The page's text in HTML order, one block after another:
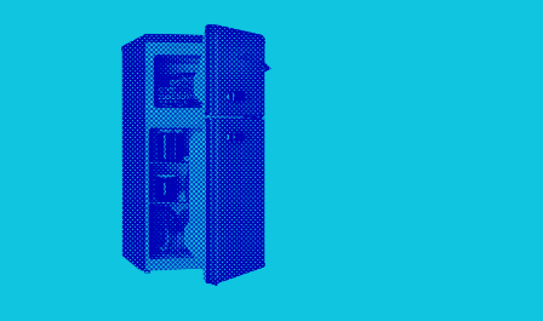
ALBERG CENTRE ESPLAI
FORMACIÓ
CASES DE COLÒNIES
ACCIÓ SOCIAL I JOVES